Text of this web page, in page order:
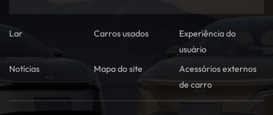
Lar Carros usados
Experiência do
usuário
Notícias
Mapa do site
Acessórios externos
de carro